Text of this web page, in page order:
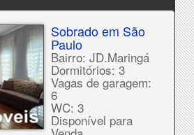
Sobrado em São
Paulo
Bairro: JD.Maringá
Dormitórios: 3
Vagas de garagem:
6
WC: 3
Disponível para